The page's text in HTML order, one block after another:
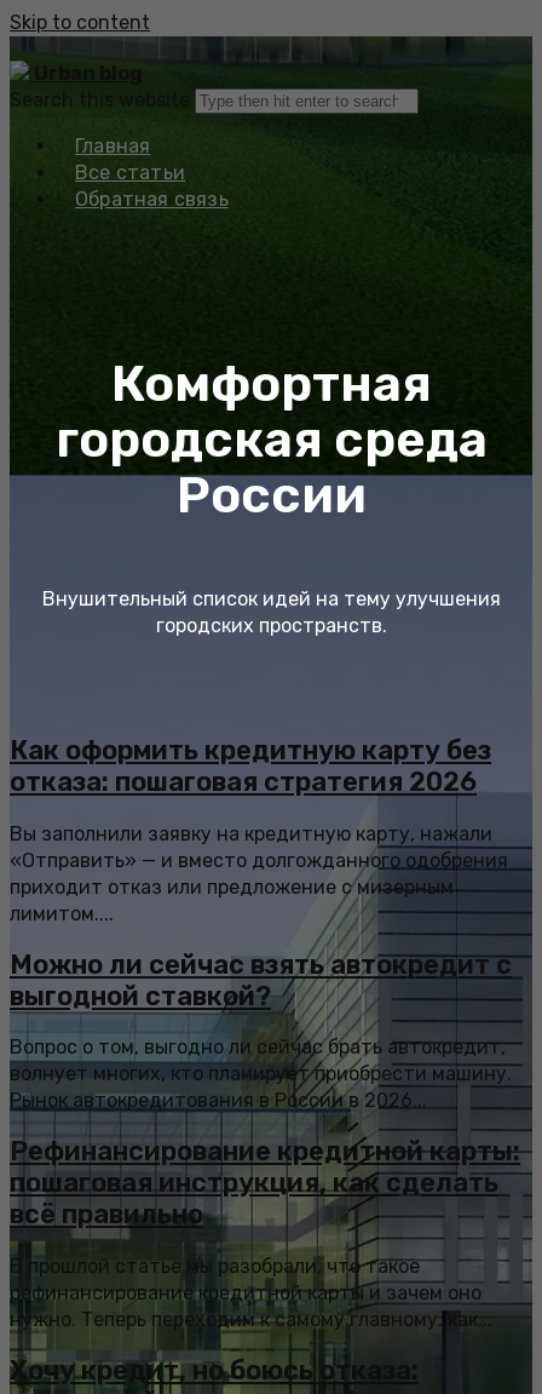
Skip to content
Urban blog
Search this website
Главная
Все статьи
Обратная связь
Комфортная
городская среда
России
Внушительный список идей на тему улучшения
городских пространств.
Как оформить кредитную карту без
отказа: пошаговая стратегия 2026
Вы заполнили заявку на кредитную карту, нажали
«Отправить» — и вместо долгожданного одобрения
приходит отказ или предложение с мизерным
лимитом....
Можно ли сейчас взять автокредит с
выгодной ставкой?
Вопрос о том, выгодно ли сейчас брать автокредит,
волнует многих, кто планирует приобрести машину.
Рынок автокредитования в России в 2026...
Рефинансирование кредитной карты:
пошаговая инструкция, как сделать
всё правильно
В прошлой статье мы разобрали, что такое
рефинансирование кредитной карты и зачем оно
нужно. Теперь переходим к самому главному: как...
Хочу кредит, но боюсь отказа: